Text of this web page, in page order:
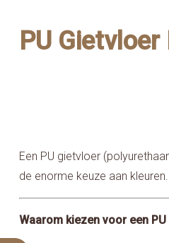
PU
Een PU gietvloer
de enorme keuze aan
Waarom kiezen voor een